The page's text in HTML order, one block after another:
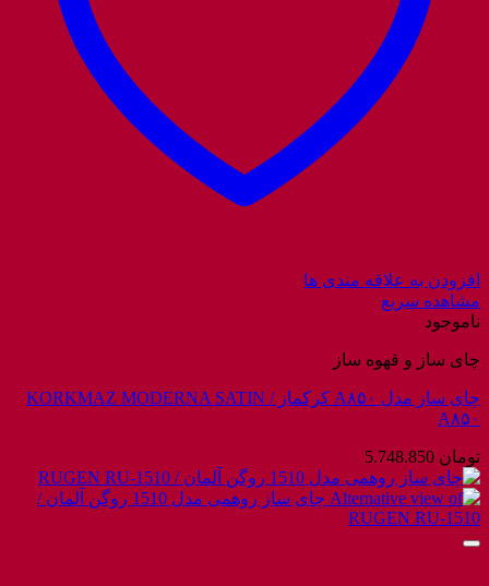
افزودن به علاقه مندی ها
مشاهده سریع
ناموجود
چای ساز و قهوه ساز
چای ساز مدل A۸۵۰ کرکماز / KORKMAZ MODERNA SATIN
A۸۵۰
تومان